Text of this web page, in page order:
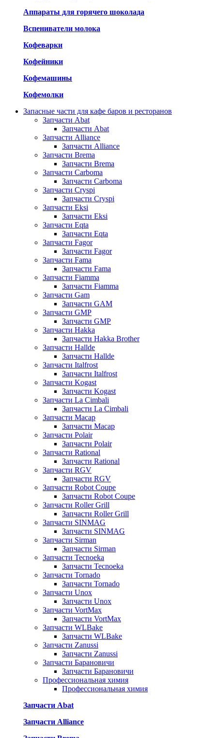
Аппараты для горячего шоколада
Вспениватели молока
Кофеварки
Кофейники
Кофемашины
Кофемолки
Запасные части для кафе баров и ресторанов
Запчасти Abat
Запчасти Abat
Запчасти Alliance
Запчасти Alliance
Запчасти Brema
Запчасти Brema
Запчасти Carboma
Запчасти Carboma
Запчасти Cryspi
Запчасти Cryspi
Запчасти Eksi
Запчасти Eksi
Запчасти Eqta
Запчасти Eqta
Запчасти Fagor
Запчасти Fagor
Запчасти Fama
Запчасти Fama
Запчасти Fiamma
Запчасти Fiamma
Запчасти Gam
Запчасти GAM
Запчасти GMP
Запчасти GMP
Запчасти Hakka
Запчасти Hakka Brother
Запчасти Hallde
Запчасти Hallde
Запчасти Italfrost
Запчасти Italfrost
Запчасти Kogast
Запчасти Kogast
Запчасти La Cimbali
Запчасти La Cimbali
Запчасти Macap
Запчасти Macap
Запчасти Polair
Запчасти Polair
Запчасти Rational
Запчасти Rational
Запчасти RGV
Запчасти RGV
Запчасти Robot Coupe
Запчасти Robot Coupe
Запчасти Roller Grill
Запчасти Roller Grill
Запчасти SINMAG
Запчасти SINMAG
Запчасти Sirman
Запчасти Sirman
Запчасти Tecnoeka
Запчасти Tecnoeka
Запчасти Tornado
Запчасти Tornado
Запчасти Unox
Запчасти Unox
Запчасти VortMax
Запчасти VortMax
Запчасти WLBake
Запчасти WLBake
Запчасти Zanussi
Запчасти Zanussi
Запчасти Барановичи
Запчасти Барановичи
Профессиональная химия
Профессиональная химия
Запчасти Abat
Запчасти Alliance